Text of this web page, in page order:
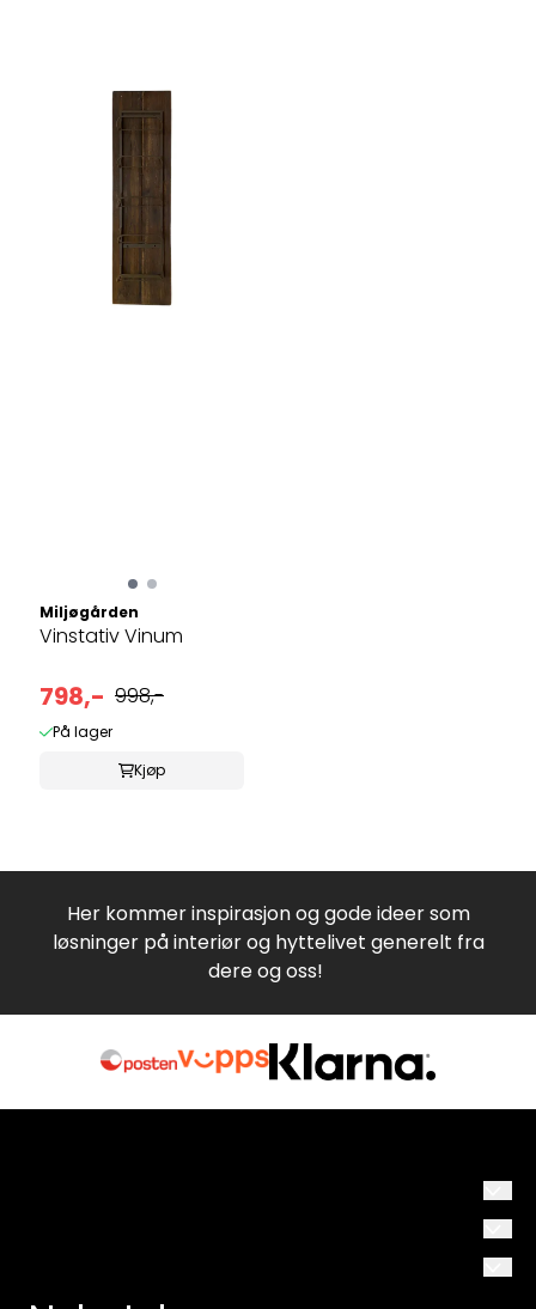
Miljøgården
Vinstativ Vinum
798,- 998,-
På lager
Kjøp
Her kommer inspirasjon og gode ideer som
løsninger på interiør og hyttelivet generelt fra
dere og oss!
Om oss